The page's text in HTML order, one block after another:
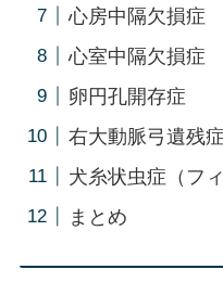
心房中隔欠損症
心室中隔欠損症
卵円孔開存症
右大動脈弓遺残
犬糸状虫症（フ
まとめ